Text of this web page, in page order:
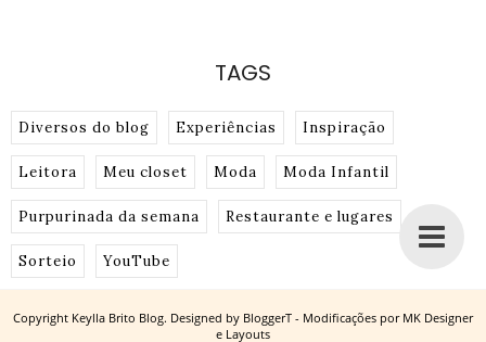
TAGS
Diversos do blog Experiências Inspiração
Leitora Meu closet Moda Moda Infantil
Purpurinada da semana Restaurante e lugares
Sorteio YouTube
Copyright Keylla Brito Blog. Designed by BloggerT - Modificações por MK Designer
e Layouts